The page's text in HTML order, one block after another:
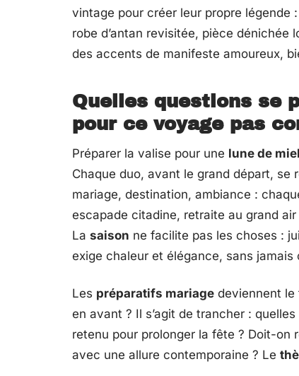
vintage pour créer leur propre légende
robe d’antan revisitée, pièce dénichée
des accents de manifeste amoureux,
Quelles questions se
pour ce voyage pas
Préparer la valise pour une lune de miel
Chaque duo, avant le grand départ,
mariage, destination, ambiance :
escapade citadine, retraite au grand
La saison ne facilite pas les choses :
exige chaleur et élégance, sans jamais
Les préparatifs mariage deviennent le
en avant ? Il s’agit de trancher :
retenu pour prolonger la fête ? Doit-on
avec une allure contemporaine ? Le